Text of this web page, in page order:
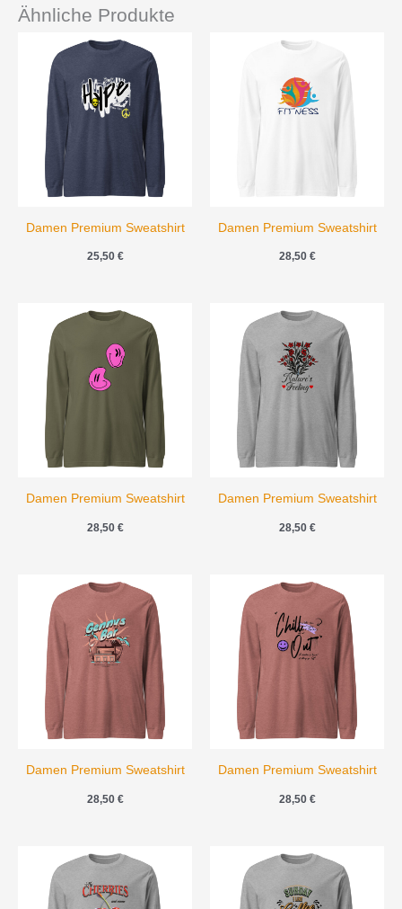
Ähnliche Produkte
Damen Premium Sweatshirt
25,50 €
Damen Premium Sweatshirt
28,50 €
Damen Premium Sweatshirt
28,50 €
Damen Premium Sweatshirt
28,50 €
Damen Premium Sweatshirt
28,50 €
Damen Premium Sweatshirt
28,50 €